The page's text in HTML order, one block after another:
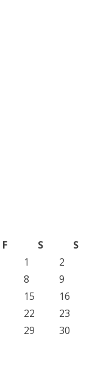
F S
S
1
2
8
9
15
16
22
23
29
30